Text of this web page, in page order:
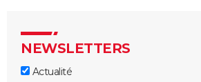
NEWSLETTERS
Actualité